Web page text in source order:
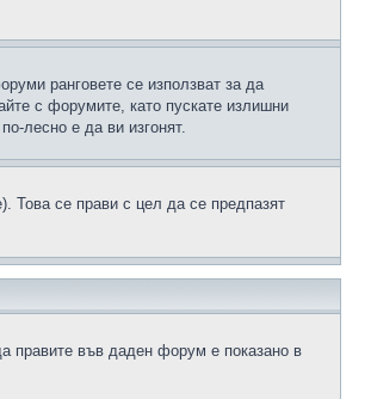
ранговете се използват за да
с форумите, като пускате излишни
лесно е да ви изгонят.
Това се прави с цел да се предпазят
правите във даден форум е показано в